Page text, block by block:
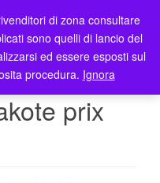
T
o
g
l
prix
di zona consultare
sono quelli di lancio del
ed essere esposti sul
procedura. Ignora